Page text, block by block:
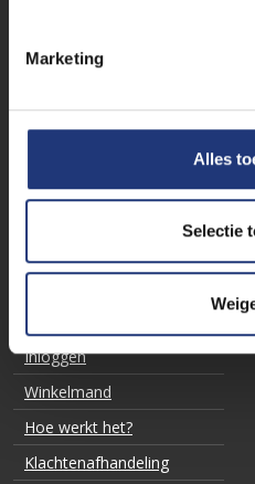
Marketing
Alles
Selectie
Betalen
Retourneren
WIJ ACCEPTEREN:
Inloggen
Winkelmand
Hoe werkt het?
Klachtenafhandeling